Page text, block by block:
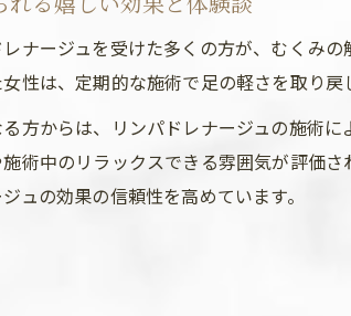
ナージュを受けた多くの方が、むくみ
性は、定期的な施術で足の軽さを取り戻
方からは、リンパドレナージュの施術
術中のリラックスできる雰囲気が評価
ュの効果の信頼性を高めています。